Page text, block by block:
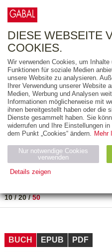
FREITEXT
AUSGABEART
AUS DER REIHE
ZUM THEMA
Neuerscheinung
PREIS
10/20/50
BUCH EPUB PDF
DIESE WEBSEITE
COOKIES.
Wir verwenden Cookies, um
Funktionen für soziale Medien
unsere Website zu analysieren.
Ihrer Verwendung unserer Website
Medien, Werbung und Analysen
Informationen möglicherweise mit
ihnen bereitgestellt haben oder die
Dienste gesammelt haben. Sie
widerrufen und Ihre Einstellungen
dem Punkt „Cookies“ ändern. Mehr
Nur notwendige Cookies
verwenden
Details zeigen
Name Zweck
ESSION
_ID
verlag.
de
Session